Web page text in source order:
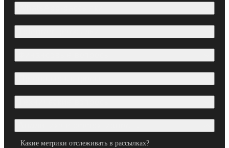
Какие метрики отслеживать в рассылках?